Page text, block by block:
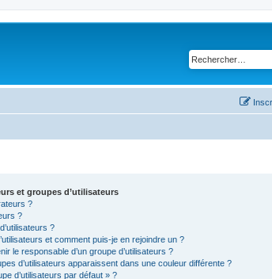
et groupes d’utilisateurs
?
?
?
et comment puis-je en rejoindre un ?
le responsable d’un groupe d’utilisateurs ?
d’utilisateurs apparaissent dans une couleur différente ?
d’utilisateurs par défaut » ?